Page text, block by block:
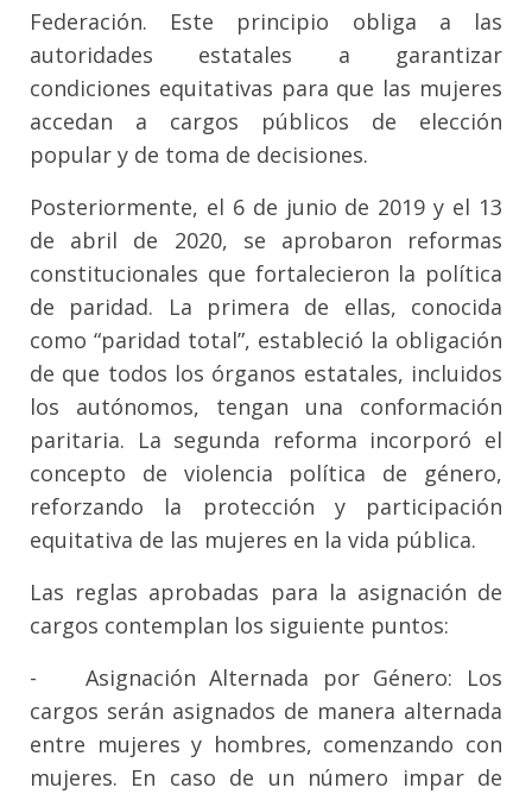
Federación. Este principio obliga a las
autoridades estatales a garantizar
condiciones equitativas para que las mujeres
accedan a cargos públicos de elección
popular y de toma de decisiones.
Posteriormente, el 6 de junio de 2019 y el 13
de abril de 2020, se aprobaron reformas
constitucionales que fortalecieron la política
de paridad. La primera de ellas, conocida
como “paridad total”, estableció la obligación
de que todos los órganos estatales, incluidos
los autónomos, tengan una conformación
paritaria. La segunda reforma incorporó el
concepto de violencia política de género,
reforzando la protección y participación
equitativa de las mujeres en la vida pública.
Las reglas aprobadas para la asignación de
cargos contemplan los siguiente puntos:
-
Asignación Alternada por Género: Los
cargos serán asignados de manera alternada
entre mujeres y hombres, comenzando con
mujeres. En caso de un número impar de